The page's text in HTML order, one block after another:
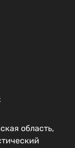
область,